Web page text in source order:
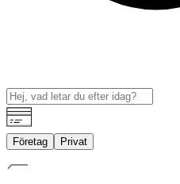
Företag Privat